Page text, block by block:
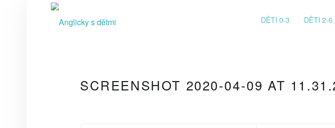
C
K
DĚTI 0-3 DĚTI 2-6
SCREENSHOT 2020-04-09 AT